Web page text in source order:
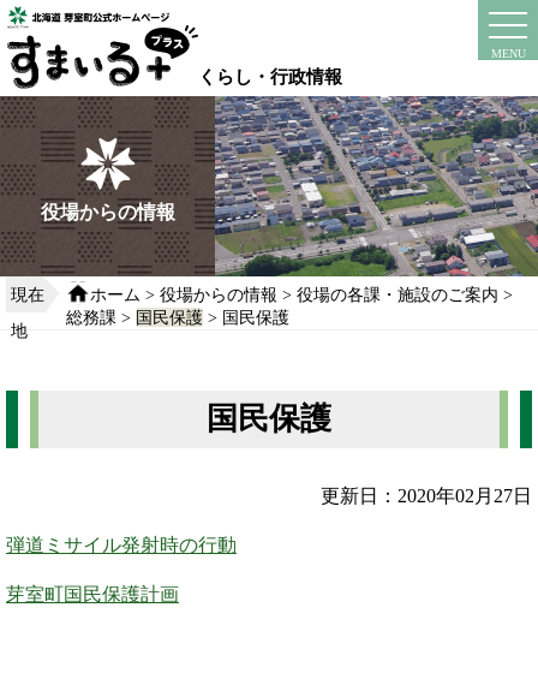
本
文
へ
移
動
る
くらし・行政情報
MENU
instagram
役場からの情報
現在
地
ホーム > 役場からの情報 > 役場の各課・施設のご案内 >
総務課 > 国民保護> 国民保護
国民保護
更新日：2020年02月27日
弾道ミサイル発射時の行動
芽室町国民保護計画